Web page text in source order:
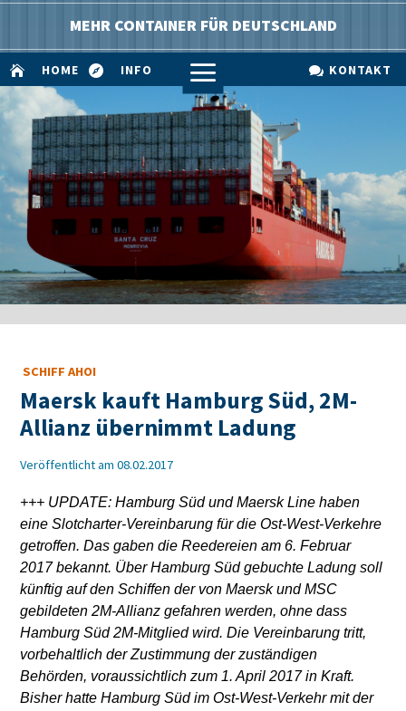
MEHR CONTAINER FÜR DEUTSCHLAND
 HOME  INFO a  KONTAKT
SCHIFF AHOI
Maersk kauft Hamburg Süd, 2M-
Allianz übernimmt Ladung
Veröffentlicht am 08.02.2017
+++ UPDATE: Hamburg Süd und Maersk Line haben
eine Slotcharter-Vereinbarung für die Ost-West-Verkehre
getroffen. Das gaben die Reedereien am 6. Februar
2017 bekannt. Über Hamburg Süd gebuchte Ladung soll
künftig auf den Schiffen der von Maersk und MSC
gebildeten 2M-Allianz gefahren werden, ohne dass
Hamburg Süd 2M-Mitglied wird. Die Vereinbarung tritt,
vorbehaltlich der Zustimmung der zuständigen
Behörden, voraussichtlich zum 1. April 2017 in Kraft.
Bisher hatte Hamburg Süd im Ost-West-Verkehr mit der